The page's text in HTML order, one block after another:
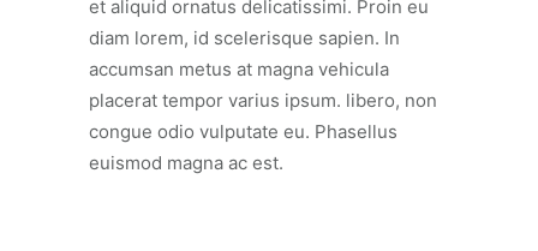
et aliquid ornatus delicatissimi. Proin eu
diam lorem, id scelerisque sapien. In
accumsan metus at magna vehicula
placerat tempor varius ipsum. libero, non
congue odio vulputate eu. Phasellus
euismod magna ac est.